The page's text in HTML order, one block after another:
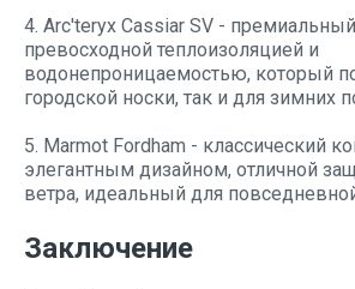
4. Arc'teryx Cassiar SV -
превосходной теплоизоляцией и
водонепроницаемостью, который
городской носки, так и для зимних
5. Marmot Fordham - классический
элегантным дизайном, отличной
ветра, идеальный для
Заключение